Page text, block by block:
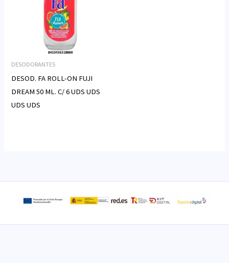
DESODORANTES
DESOD. FA ROLL-ON FUJI
DREAM 50 ML. C/ 6 UDS UDS
UDS UDS